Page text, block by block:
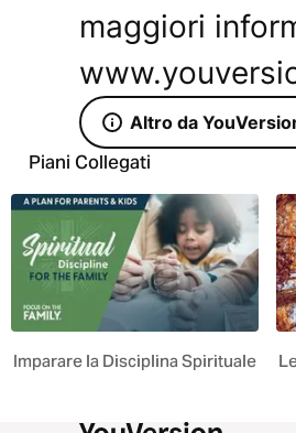
maggiori
Altro da
Piani Collegati
Imparare la Disciplina Spirituale